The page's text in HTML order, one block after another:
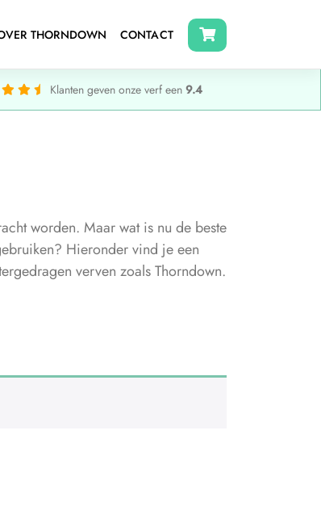
THORNDOWN CONTACT
Klanten geven onze verf een 9.4
worden. Maar wat is nu de beste
Hieronder vind je een
verven zoals Thorndown.